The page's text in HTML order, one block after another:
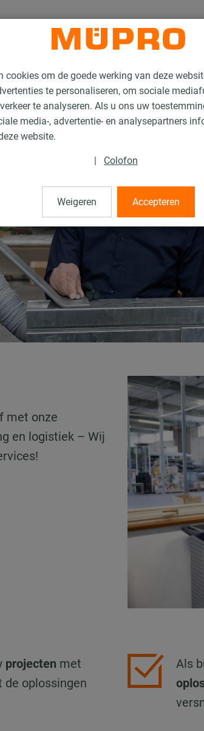
cookies om de goede werking van deze
te personaliseren, om sociale
te analyseren. Als u ons uw
media-, advertentie- en analysepartners
website.
| Colofon
Weigeren Accepteren
met onze
en logistiek – Wij
projecten met
de oplossingen
Als